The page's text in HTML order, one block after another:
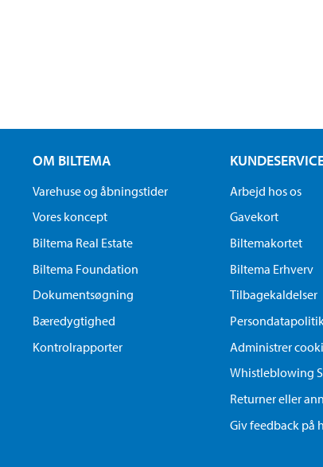
OM BILTEMA
Varehuse og åbningstider
Vores koncept
Biltema Real Estate
Biltema Foundation
Dokumentsøgning
Bæredygtighed
Kontrolrapporter
Arbejd hos os
Gavekort
Biltemakortet
Biltema Erhverv
Tilbagekaldelser
Administrer
Whistleblowing
Returner eller
Giv feedback på